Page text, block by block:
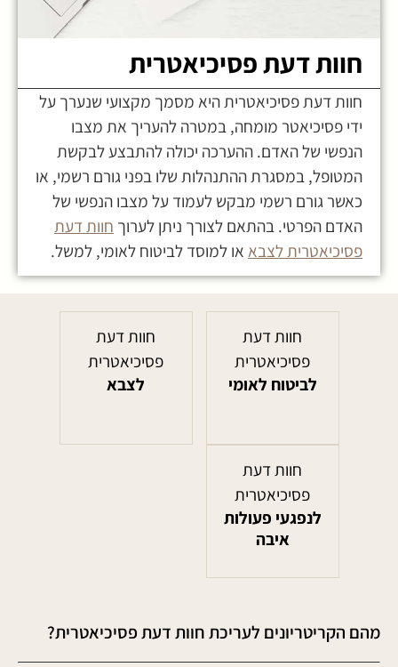
חוות דעת פסיכיאטרית
חוות דעת פסיכיאטרית היא מסמך מקצועי שנערך על
ידי פסיכיאטר מומחה, במטרה להעריך את מצבו
הנפשי של האדם. ההערכה יכולה להתבצע לבקשת
המטופל, במסגרת ההתנהלות שלו בפני גורם רשמי, או
כאשר גורם רשמי מבקש לעמוד על מצבו הנפשי של
האדם הפרטי. בהתאם לצורך ניתן לערוך חוות דעת
פסיכיאטרית לצבאאו למוסד לביטוח לאומי, למשל.
חוות דעת
פסיכיאטרית
לביטוח לאומי
חוות דעת
פסיכיאטרית
לצבא
חוות דעת
פסיכיאטרית
לנפגעי פעולות
איבה
מהם הקריטריונים לעריכת חוות דעת פסיכיאטרית?